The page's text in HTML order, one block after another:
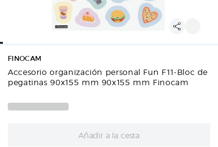
FINOCAM
Accesorio organización personal Fun F11-Bloc de
pegatinas 90x155 mm 90x155 mm Finocam
Añadir a la cesta